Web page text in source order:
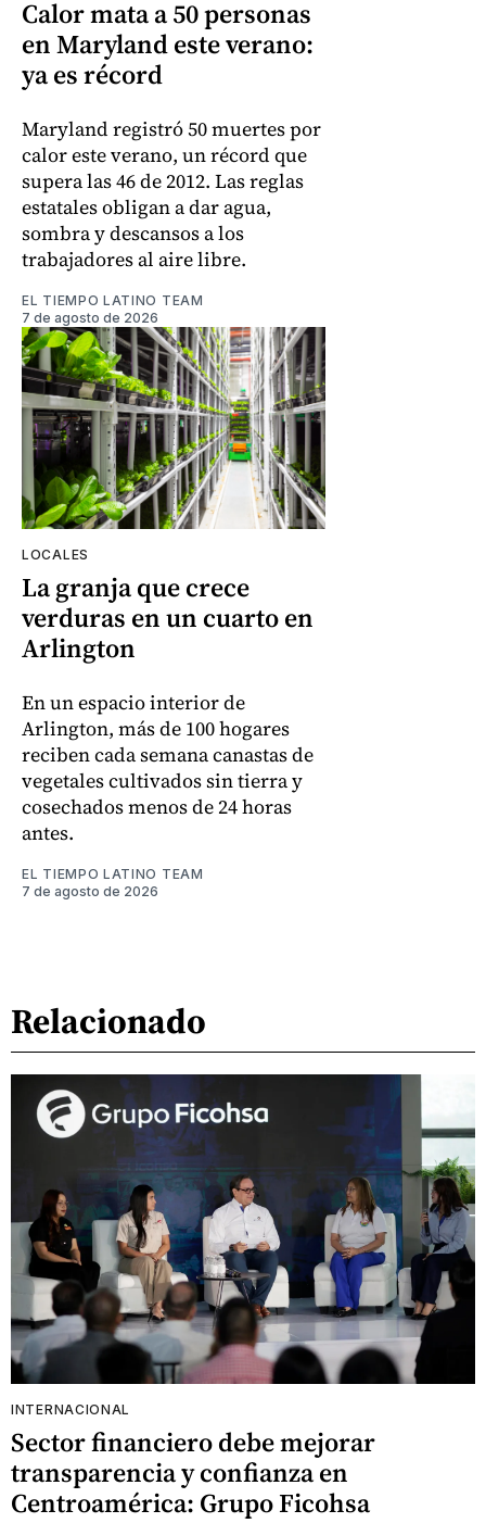
Calor mata a 50 personas
en Maryland este verano:
ya es récord
Maryland registró 50 muertes por
calor este verano, un récord que
supera las 46 de 2012. Las reglas
estatales obligan a dar agua,
sombra y descansos a los
trabajadores al aire libre.
EL TIEMPO LATINO TEAM
7 de agosto de 2026
LOCALES
La granja que crece
verduras en un cuarto en
Arlington
En un espacio interior de
Arlington, más de 100 hogares
reciben cada semana canastas de
vegetales cultivados sin tierra y
cosechados menos de 24 horas
antes.
EL TIEMPO LATINO TEAM
7 de agosto de 2026
Relacionado
INTERNACIONAL
Sector financiero debe mejorar
transparencia y confianza en
Centroamérica: Grupo Ficohsa